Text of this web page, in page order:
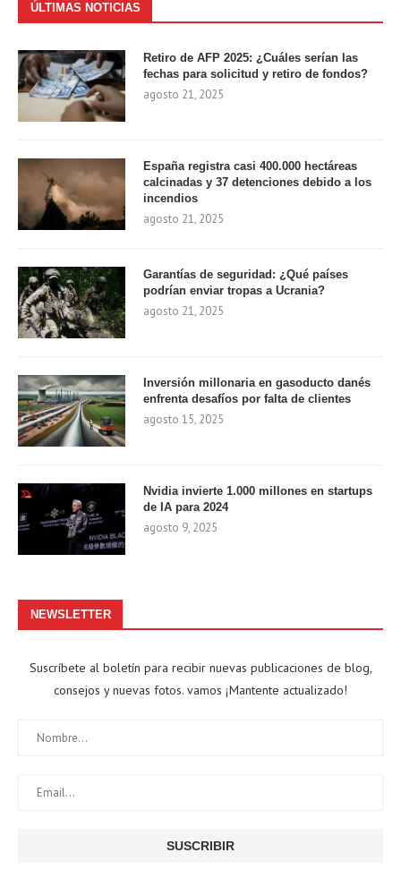
ÚLTIMAS NOTICIAS
Retiro de AFP 2025: ¿Cuáles serían las
fechas para solicitud y retiro de fondos?
agosto 21, 2025
España registra casi 400.000 hectáreas
calcinadas y 37 detenciones debido a los
incendios
agosto 21, 2025
Garantías de seguridad: ¿Qué países
podrían enviar tropas a Ucrania?
agosto 21, 2025
Inversión millonaria en gasoducto danés
enfrenta desafíos por falta de clientes
agosto 15, 2025
Nvidia invierte 1.000 millones en startups
de IA para 2024
agosto 9, 2025
NEWSLETTER
Suscríbete al boletín para recibir nuevas publicaciones de blog,
consejos y nuevas fotos. vamos ¡Mantente actualizado!